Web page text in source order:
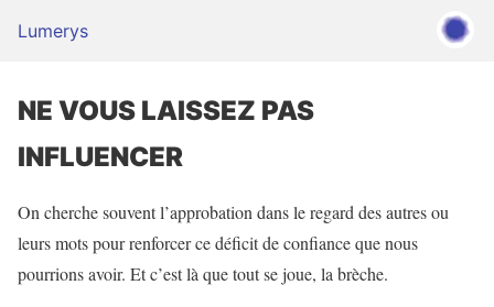
Lumerys
NE VOUS LAISSEZ PAS
INFLUENCER
On cherche souvent l’approbation dans le regard des autres ou
leurs mots pour renforcer ce déficit de confiance que nous
pourrions avoir. Et c’est là que tout se joue, la brèche.